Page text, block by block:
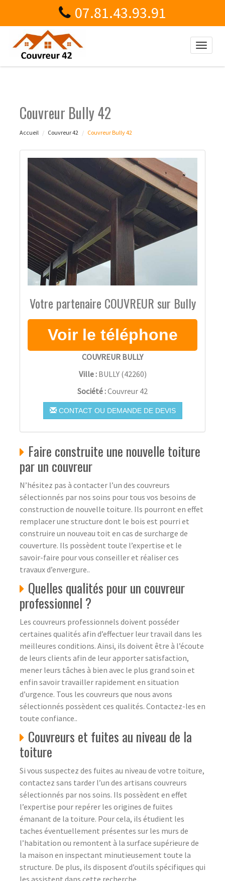
07.81.43.93.91
Toggle
Couvreur Bully 42
Accueil Couvreur 42 Couvreur Bully 42
Votre partenaire COUVREUR sur Bully
COUVREUR BULLY
Ville : BULLY(42260)
Société :Couvreur 42
CONTACT OU DEMANDE DE DEVIS
Faire construite une nouvelle toiture
par un couvreur
N’hésitez pas à contacter l’un des couvreurs
sélectionnés par nos soins pour tous vos besoins de
construction de nouvelle toiture. Ils pourront en effet
remplacer une structure dont le bois est pourri et
construire un nouveau toit en cas de surcharge de
couverture. Ils possèdent toute l’expertise et le
savoir-faire pour vous conseiller et réaliser ces
travaux d’envergure..
Quelles qualités pour un couvreur
professionnel ?
Les couvreurs professionnels doivent posséder
certaines qualités afin d’effectuer leur travail dans les
meilleures conditions. Ainsi, ils doivent être à l’écoute
de leurs clients afin de leur apporter satisfaction,
mener leurs tâches à bien avec le plus grand soin et
enfin savoir travailler rapidement en situation
d’urgence. Tous les couvreurs que nous avons
sélectionnés possèdent ces qualités. Contactez-les en
toute confiance..
Couvreurs et fuites au niveau de la
toiture
Si vous suspectez des fuites au niveau de votre toiture,
contactez sans tarder l’un des artisans couvreurs
sélectionnés par nos soins. Ils possèdent en effet
l’expertise pour repérer les origines de fuites
émanant de la toiture. Pour cela, ils étudient les
taches éventuellement présentes sur les murs de
l’habitation ou remontent à la surface supérieure de
la maison en inspectant minutieusement toute la
structure. De plus, ils disposent d’outils spécifiques qui
les assistent dans cette recherche..